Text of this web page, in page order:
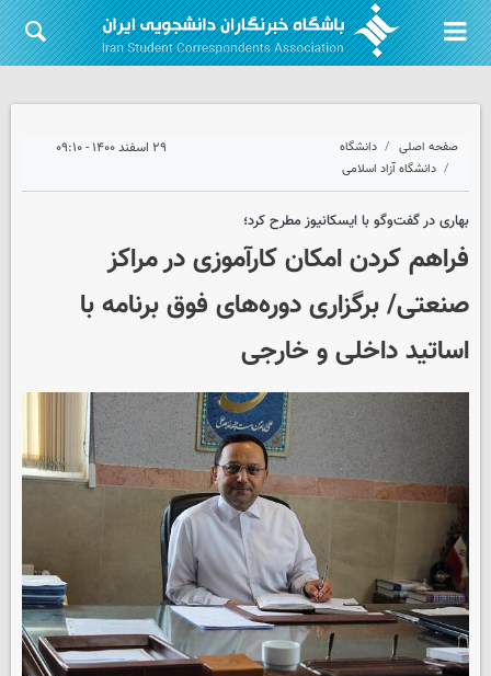
صفحه اصلی
دانشگاه
دانشگاه آزاد اسلامی
۲۹ اسفند ۱۴۰۰ - ۰۹:۱۰
بهاری در گفت‌وگو با ایسکانیوز مطرح کرد؛
فراهم کردن امکان کارآموزی در مراکز
صنعتی/ برگزاری دوره‌های فوق برنامه با
اساتید داخلی و خارجی